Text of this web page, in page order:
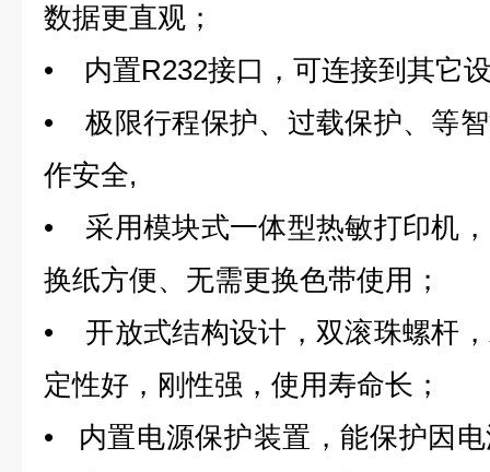
数据更直观；
• 内置R232接口，可连接到其它
• 极限行程保护、过载保护、等
作安全,
• 采用模块式一体型热敏打印机
换纸方便、无需更换色带使用；
• 开放式结构设计，双滚珠螺杆
定性好，刚性强，使用寿命长；
• 内置电源保护装置，能保护因